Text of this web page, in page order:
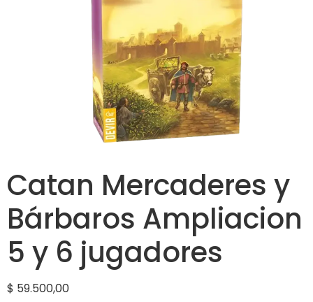
Catan Mercaderes y
Bárbaros Ampliacion
5 y 6 jugadores
$ 59.500,00